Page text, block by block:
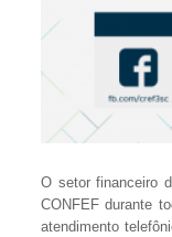
O setor financeiro
CONFEF durante
atendimento